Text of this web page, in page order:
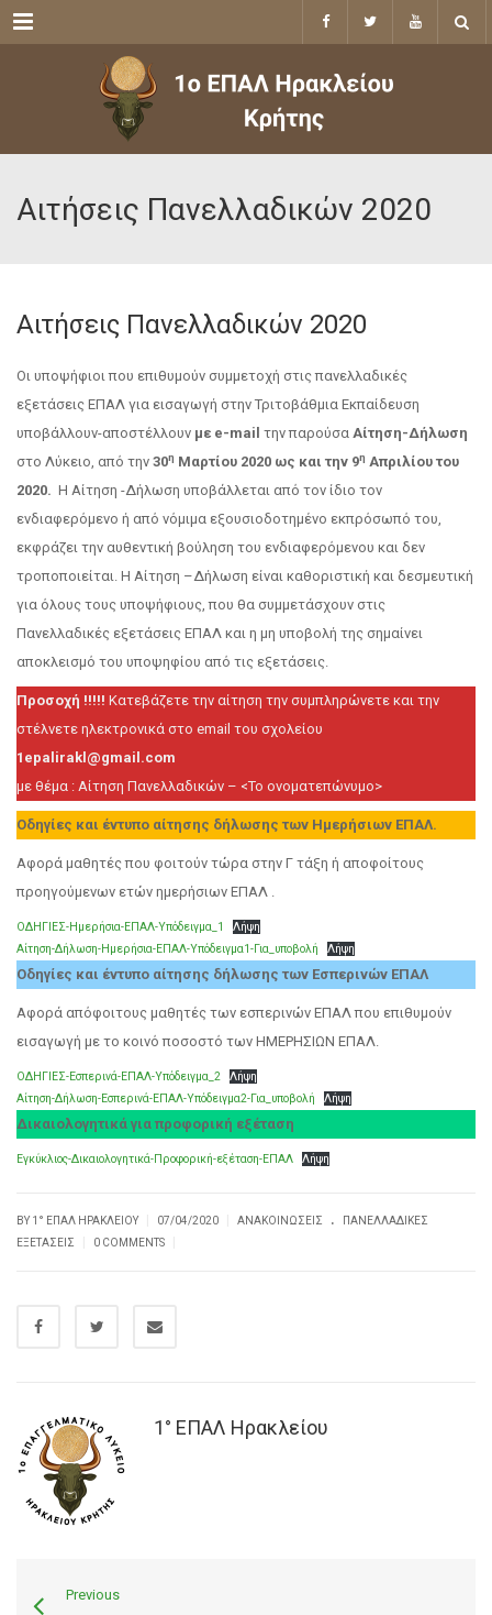
Menu
Αιτήσεις Πανελλαδικών 2020
Αιτήσεις Πανελλαδικών 2020
Οι υποψήφιοι που επιθυμούν συμμετοχή στις πανελλαδικές
εξετάσεις ΕΠΑΛ για εισαγωγή στην Τριτοβάθμια Εκπαίδευση
υποβάλλουν-αποστέλλουν με e-mail την παρούσα Αίτηση-Δήλωση
στο Λύκειο, από την 30η Μαρτίου 2020 ως και την 9η Απριλίου του
2020. Η Αίτηση -Δήλωση υποβάλλεται από τον ίδιο τον
ενδιαφερόμενο ή από νόμιμα εξουσιοδοτημένο εκπρόσωπό του,
εκφράζει την αυθεντική βούληση του ενδιαφερόμενου και δεν
τροποποιείται. Η Αίτηση –Δήλωση είναι καθοριστική και δεσμευτική
για όλους τους υποψήφιους, που θα συμμετάσχουν στις
Πανελλαδικές εξετάσεις ΕΠΑΛ και η μη υποβολή της σημαίνει
αποκλεισμό του υποψηφίου από τις εξετάσεις.
Προσοχή !!!!! Κατεβάζετε την αίτηση την συμπληρώνετε και την
στέλνετε ηλεκτρονικά στο email του σχολείου
1epalirakl@gmail.com
με θέμα : Αίτηση Πανελλαδικών – <Το ονοματεπώνυμο>
Οδηγίες και έντυπο αίτησης δήλωσης των Ημερήσιων ΕΠΑΛ.
Αφορά μαθητές που φοιτούν τώρα στην Γ τάξη ή αποφοίτους
προηγούμενων ετών ημερήσιων ΕΠΑΛ .
ΟΔΗΓΙΕΣ-Ημερήσια-ΕΠΑΛ-Υπόδειγμα_1
Λήψη
Αίτηση-Δήλωση-Ημερήσια-ΕΠΑΛ-Υπόδειγμα1-Για_υποβολή
Λήψη
Οδηγίες και έντυπο αίτησης δήλωσης των Εσπερινών ΕΠΑΛ
Αφορά απόφοιτους μαθητές των εσπερινών ΕΠΑΛ που επιθυμούν
εισαγωγή με το κοινό ποσοστό των ΗΜΕΡΗΣΙΩΝ ΕΠΑΛ.
ΟΔΗΓΙΕΣ-Εσπερινά-ΕΠΑΛ-Υπόδειγμα_2
Λήψη
Αίτηση-Δήλωση-Εσπερινά-ΕΠΑΛ-Υπόδειγμα2-Για_υποβολή
Λήψη
Δικαιολογητικά για προφορική εξέταση
Εγκύκλιος-Δικαιολογητικά-Προφορική-εξέταση-ΕΠΑΛ Λήψη
BY1° ΕΠΑΛ ΗΡΑΚΛΕΊΟΥ 07/04/2020 ΑΝΑΚΟΙΝΏΣΕΙΣ .
ΠΑΝΕΛΛΑΔΙΚΈΣ
ΕΞΕΤΆΣΕΙΣ
0 COMMENTS
1° ΕΠΑΛ Ηρακλείου
Previous